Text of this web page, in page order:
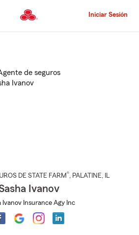
al
principal
Iniciar Sesión
DE STATE FARM®, PALATINE, IL
Ivanov
Ivanov Insurance Agy Inc